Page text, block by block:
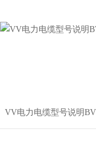
VV电力电缆型号说明